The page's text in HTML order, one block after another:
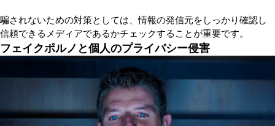
騙されないための対策としては、情報の発信元をしっかり確認し
信頼できるメディアであるかチェックすることが重要です。
フェイクポルノと個人のプライバシー侵害